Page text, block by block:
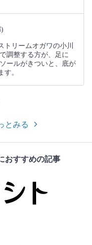
リームオガワの小川
調整する方が、足に
ールがきついと、底が
。
とみる
おすすめの記事